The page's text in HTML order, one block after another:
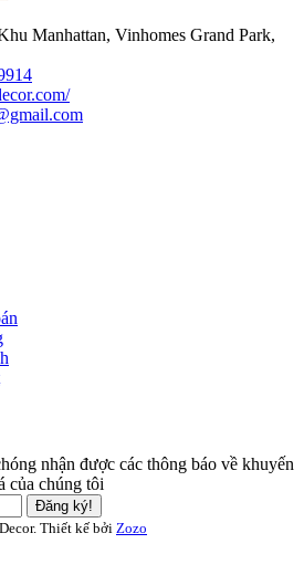
Manhattan, Vinhomes Grand Park,
nhận được các thông báo về khuyến
của chúng tôi
Đăng ký!
Thiết kế bởi Zozo